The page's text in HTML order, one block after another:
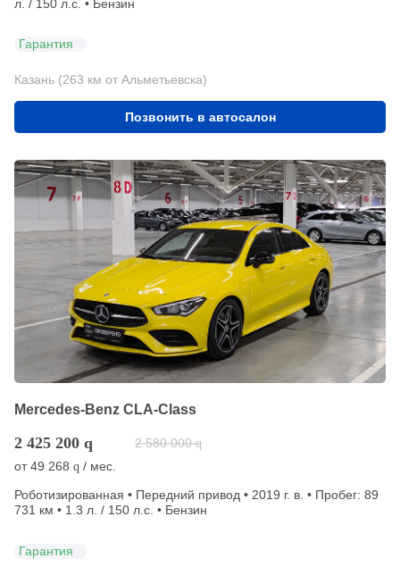
л. / 150 л.с. • Бензин
Гарантия
Казань (263 км от Альметьевска)
Позвонить в автосалон
Mercedes-Benz CLA-Class
2 425 200 q 2 580 000 q
от49 268 q / мес.
Роботизированная • Передний привод • 2019 г. в. • Пробег: 89
731 км • 1.3 л. / 150 л.с. • Бензин
Гарантия